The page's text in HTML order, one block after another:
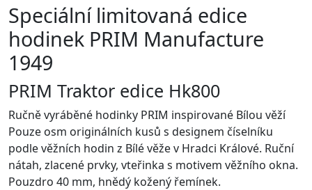
Speciální limitovaná edice
hodinek PRIM Manufacture
1949
PRIM Traktor edice Hk800
Ručně vyráběné hodinky PRIM inspirované Bílou věží
Pouze osm originálních kusů s designem číselníku
podle věžních hodin z Bílé věže v Hradci Králové. Ruční
nátah, zlacené prvky, vteřinka s motivem věžního okna.
Pouzdro 40 mm, hnědý kožený řemínek.